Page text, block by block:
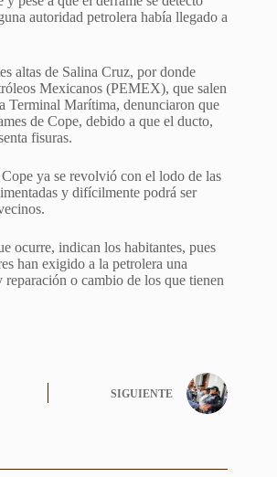
autoridad petrolera había llegado a
altas de Salina Cruz, por donde
Mexicanos (PEMEX), que salen
Terminal Marítima, denunciaron que
de Cope, debido a que el ducto,
fisuras.
ya se revolvió con el lodo de las
y difícilmente podrá ser
ocurre, indican los habitantes, pues
han exigido a la petrolera una
o cambio de los que tienen
SIGUIENTE